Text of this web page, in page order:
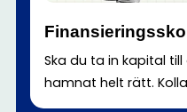
Ska du ta in kapital
hamnat helt rätt.